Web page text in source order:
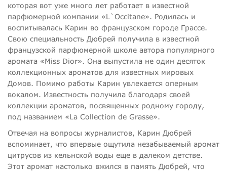
которая вот уже много лет работает в известной
парфюмерной компании «L`Occitane». Родилась и
воспитывалась Карин во французском городе Грассе.
Свою специальность Дюбрей получила в известной
французской парфюмерной школе автора популярного
аромата «Miss Dior». Она выпустила не один десяток
коллекционных ароматов для известных мировых
Домов. Помимо работы Карин увлекается оперным
вокалом. Известность получила благодаря своей
коллекции ароматов, посвященных родному городу,
под названием «La Collection de Grasse».
Отвечая на вопросы журналистов, Карин Дюбрей
вспоминает, что впервые ощутила незабываемый аромат
цитрусов из кельнской воды еще в далеком детстве.
Этот аромат настолько вжился в память Дюбрей, что